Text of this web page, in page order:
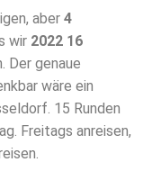
aber 4
wir 2022 16
Der genaue
wäre ein
15 Runden
Freitags anreisen,